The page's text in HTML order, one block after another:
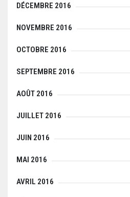
DÉCEMBRE 2016
NOVEMBRE 2016
OCTOBRE 2016
SEPTEMBRE 2016
AOÛT 2016
JUILLET 2016
JUIN 2016
MAI 2016
AVRIL 2016